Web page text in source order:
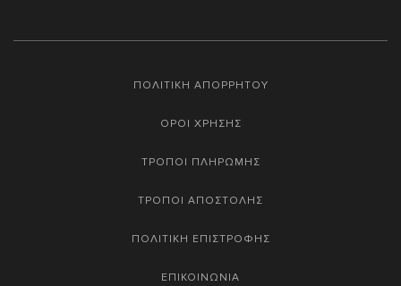
ΠΟΛΙΤΙΚΗ ΑΠΟΡΡΗΤΟΥ
ΟΡΟΙ ΧΡΗΣΗΣ
ΤΡΟΠΟΙ ΠΛΗΡΩΜΗΣ
ΤΡΟΠΟΙ ΑΠΟΣΤΟΛΗΣ
ΠΟΛΙΤΙΚΗ ΕΠΙΣΤΡΟΦΗΣ
ΕΠΙΚΟΙΝΩΝΙΑ